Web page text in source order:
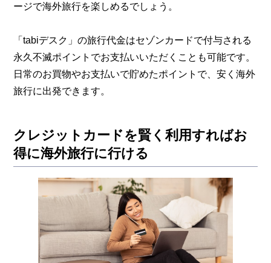
ージで海外旅行を楽しめるでしょう。
「tabiデスク」の旅行代金はセゾンカードで付与される
永久不滅ポイントでお支払いいただくことも可能です。
日常のお買物やお支払いで貯めたポイントで、安く海外
旅行に出発できます。
クレジットカードを賢く利用すればお
得に海外旅行に行ける